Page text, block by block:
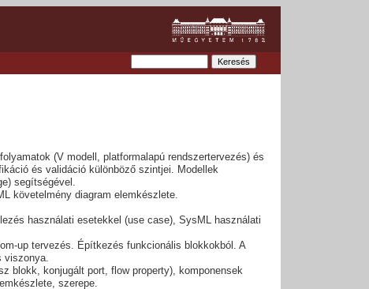
(V modell, platformalapú rendszertervezés) és
és validáció különböző szintjei. Modellek
segítségével.
követelmény diagram elemkészlete.
használati esetekkel (use case), SysML használati
up tervezés. Építkezés funkcionális blokkokból. A
viszonya.
blokk, konjugált port, flow property), komponensek
szerepe.